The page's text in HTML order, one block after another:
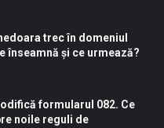
trec în domeniul
înseamnă și ce urmează?
formularul 082. Ce
noile reguli de